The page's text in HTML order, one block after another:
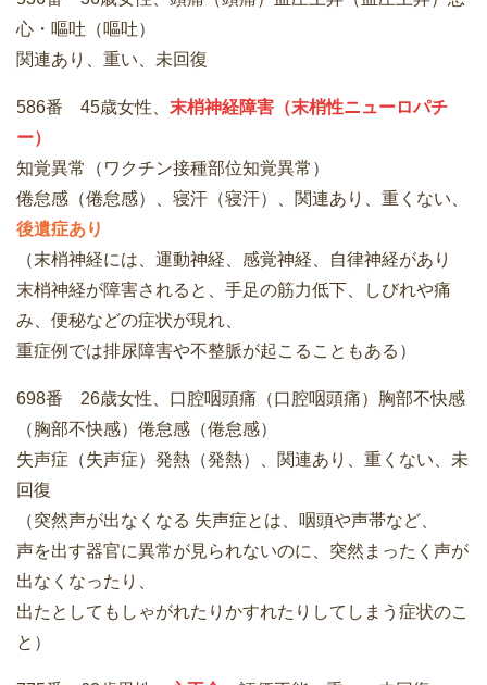
心・嘔吐（嘔吐）
関連あり、重い、未回復
586番 45歳女性、 末梢神経障害（末梢性ニューロパチ
ー）
知覚異常（ワクチン接種部位知覚異常）
倦怠感（倦怠感）、寝汗（寝汗）、関連あり、重くない、
後遺症あり
（末梢神経には、運動神経、感覚神経、自律神経があり
末梢神経が障害されると、手足の筋力低下、しびれや痛
み、便秘などの症状が現れ、
重症例では排尿障害や不整脈が起こることもある）
698番 26歳女性、口腔咽頭痛（口腔咽頭痛）胸部不快感
（胸部不快感）倦怠感（倦怠感）
失声症（失声症）発熱（発熱）、関連あり、重くない、未
回復
（突然声が出なくなる 失声症とは、咽頭や声帯など、
声を出す器官に異常が見られないのに、突然まったく声が
出なくなったり、
出たとしてもしゃがれたりかすれたりしてしまう症状のこ
と）